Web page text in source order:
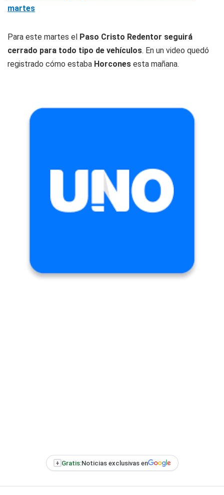
martes
Para este martes el Paso Cristo Redentor seguirá
cerrado para todo tipo de vehículos. En un video quedó
registrado cómo estaba Horcones esta mañana.
+ Gratis:Noticias exclusivas en